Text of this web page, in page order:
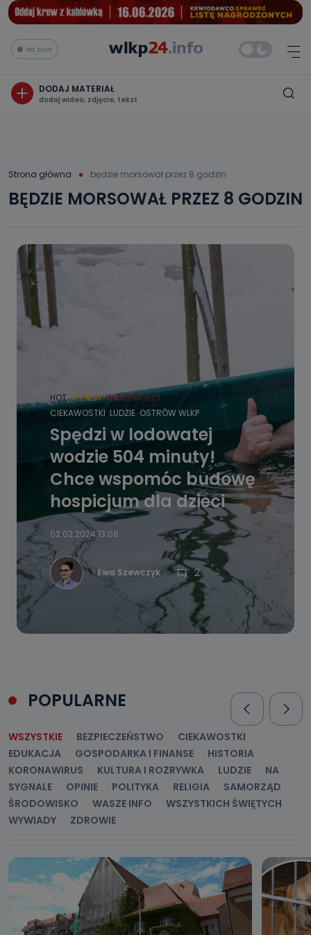
Na żywo
DODAJ MATERIAŁ
dodaj wideo, zdjęcie, tekst
Strona główna będzie morsował przez 8 godzin
BĘDZIE MORSOWAŁ PRZEZ 8 GODZIN
HOT REGION WIADOMOŚCI
CIEKAWOSTKI LUDZIE OSTRÓW WLKP.
Spędzi w lodowatej
wodzie 504 minuty!
Chce wspomóc budowę
hospicjum dla dzieci
02.02.2024 13:08
Ewa Szewczyk 2
POPULARNE
WSZYSTKIE BEZPIECZEŃSTWO
CIEKAWOSTKI
EDUKACJA
GOSPODARKA I FINANSE
HISTORIA
KORONAWIRUS
KULTURA I ROZRYWKA LUDZIE
NA
SYGNALE
OPINIE POLITYKA RELIGIA
SAMORZĄD
ŚRODOWISKO
WASZE INFO
WSZYSTKICH ŚWIĘTYCH
WYWIADY
ZDROWIE